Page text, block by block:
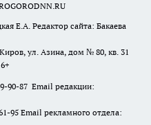
Е.А. Редактор сайта: Бакаева
ул. Азина, дом № 80, кв. 31
90-87 Email редакции:
95 Email рекламного отдела: